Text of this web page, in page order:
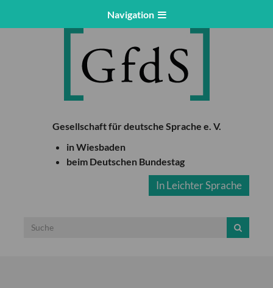
Navigation
Gesellschaft für deutsche Sprache e. V.
in Wiesbaden
beim Deutschen Bundestag
In Leichter Sprache